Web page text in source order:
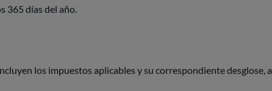
365 días del año.
los impuestos aplicables y su correspondiente desglose, a